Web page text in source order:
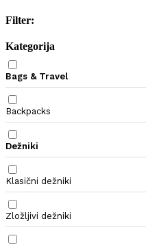
Filter:
Kategorija
Bags & Travel
Backpacks
Dežniki
Klasični dežniki
Zložljivi dežniki